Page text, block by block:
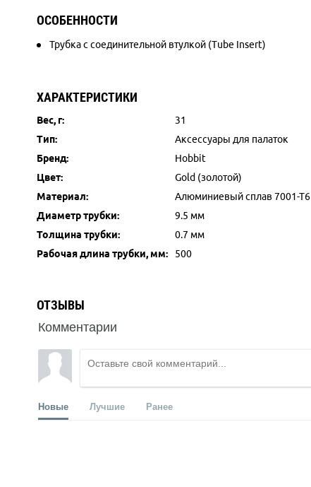
ОСОБЕННОСТИ
Трубка с соединительной втулкой (Tube Insert)
ХАРАКТЕРИСТИКИ
Вес, г:
31
Тип:
Аксессуары для палаток
Бренд:
Hobbit
Цвет:
Gold (золотой)
Материал:
Алюминиевый сплав 7001-Т6
Диаметр трубки:
9.5 мм
Толщина трубки:
0.7 мм
Рабочая длина трубки, мм:
500
ОТЗЫВЫ
Комментарии
Новые Лучшие Ранее